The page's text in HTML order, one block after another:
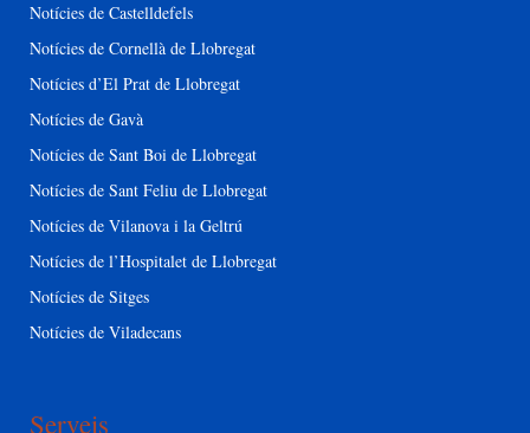
Notícies de Castelldefels
Notícies de Cornellà de Llobregat
Notícies d’El Prat de Llobregat
Notícies de Gavà
Notícies de Sant Boi de Llobregat
Notícies de Sant Feliu de Llobregat
Notícies de Vilanova i la Geltrú
Notícies de l’Hospitalet de Llobregat
Notícies de Sitges
Notícies de Viladecans
Serveis